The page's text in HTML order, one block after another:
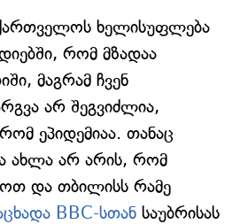
ხელისუფლება
რომ მზადაა
მაგრამ ჩვენ
არ შეგვიძლია,
ეპიდემიაა. თანაც
ახლა არ არის, რომ
და თბილისს რამე
BBC-სთან საუბრისას